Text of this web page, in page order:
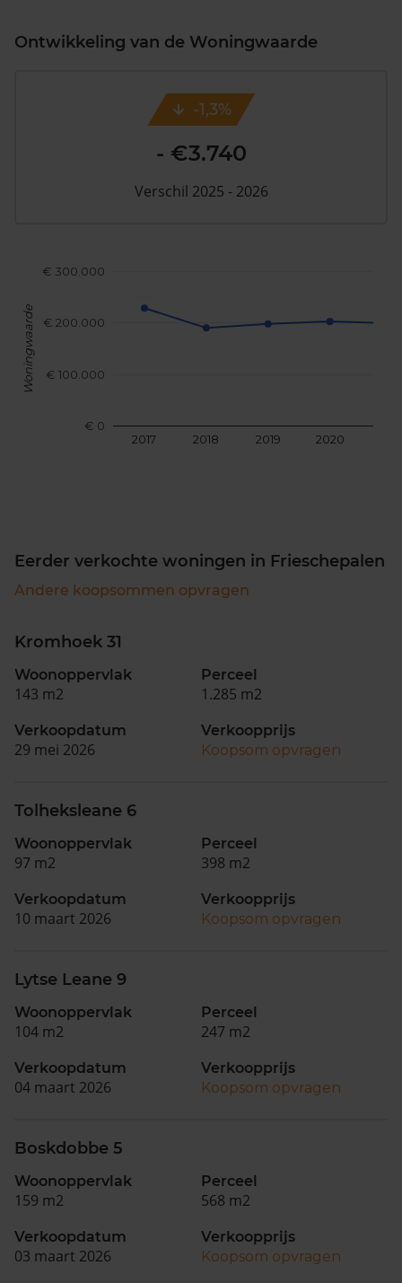
Ontwikkeling van de Woningwaarde
2017 2018 2019 2020
€ 0
€ 100.000
€ 200.000
€ 300.000
Woningwaarde
-1,3%
- €3.740
Verschil 2025 - 2026
Eerder verkochte woningen in Frieschepalen
Andere koopsommen opvragen
Kromhoek 31
Woonoppervlak
143 m2
Perceel
1.285 m2
Verkoopdatum
29 mei 2026
Verkoopprijs
Koopsom opvragen
Tolheksleane 6
Woonoppervlak
97 m2
Perceel
398 m2
Verkoopdatum
10 maart 2026
Verkoopprijs
Koopsom opvragen
Lytse Leane 9
Woonoppervlak
104 m2
Perceel
247 m2
Verkoopdatum
04 maart 2026
Verkoopprijs
Koopsom opvragen
Boskdobbe 5
Woonoppervlak
159 m2
Perceel
568 m2
Verkoopdatum
03 maart 2026
Verkoopprijs
Koopsom opvragen